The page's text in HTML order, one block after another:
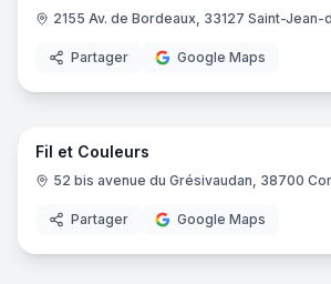
2155 Av. de Bordeaux, 33127 Saint-Jean-
Partager Google Maps
Fil et Couleurs
52 bis avenue du Grésivaudan, 38700
Partager Google Maps